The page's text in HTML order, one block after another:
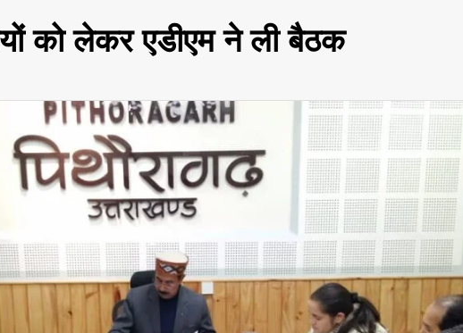
को लेकर एडीएम ने ली बैठक